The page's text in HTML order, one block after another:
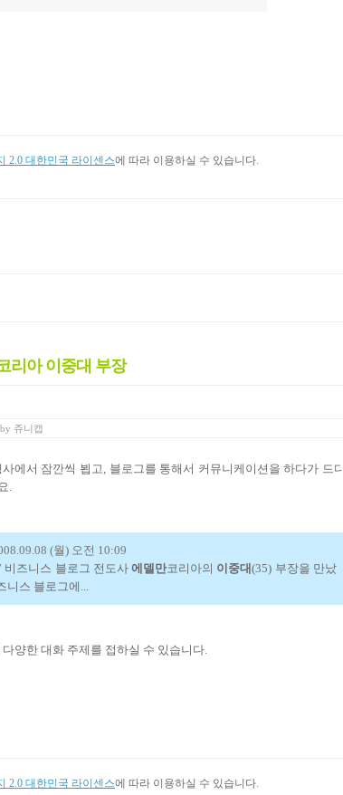
2.0 대한민국 라이센스에 따라 이용하실 수 있습니다.
리아 이중대 부장
by 쥬니캡
에서 잠깐씩 뵙고, 블로그를 통해서 커뮤니케이션을 하다가 드
.
(월) 오전 10:09
비즈니스 블로그 전도사에델만코리아의 이중대(35) 부장을 만났
니스 블로그에...
다양한 대화 주제를 접하실 수 있습니다.
2.0 대한민국 라이센스에 따라 이용하실 수 있습니다.